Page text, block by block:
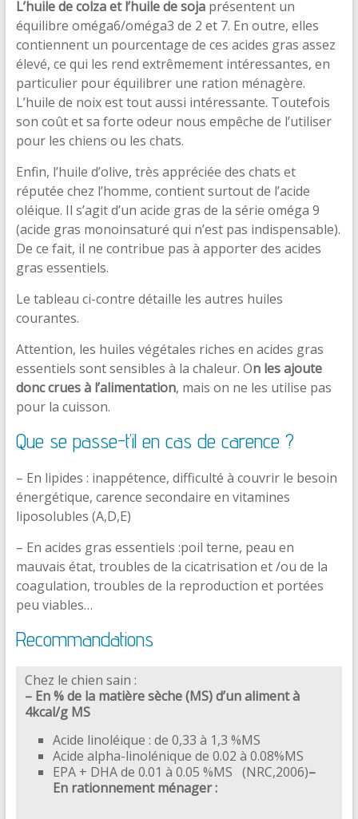
L’huile de colza et l’huile de sojaprésentent un
équilibre oméga6/oméga3 de 2 et 7. En outre, elles
contiennent un pourcentage de ces acides gras assez
élevé, ce qui les rend extrêmement intéressantes, en
particulier pour équilibrer une ration ménagère.
L’huile de noix est tout aussi intéressante. Toutefois
son coût et sa forte odeur nous empêche de l’utiliser
pour les chiens ou les chats.
Enfin, l’huile d’olive, très appréciée des chats et
réputée chez l’homme, contient surtout de l’acide
oléique. Il s’agit d’un acide gras de la série oméga 9
(acide gras monoinsaturé qui n’est pas indispensable).
De ce fait, il ne contribue pas à apporter des acides
gras essentiels.
Le tableau ci-contre détaille les autres huiles
courantes.
Attention, les huiles végétales riches en acides gras
essentiels sont sensibles à la chaleur. On les ajoute
donc crues à l’alimentation, mais on ne les utilise pas
pour la cuisson.
Que se passe-t’il en cas de carence ?
– En lipides : inappétence, difficulté à couvrir le besoin
énergétique, carence secondaire en vitamines
liposolubles (A,D,E)
– En acides gras essentiels :poil terne, peau en
mauvais état, troubles de la cicatrisation et /ou de la
coagulation, troubles de la reproduction et portées
peu viables…
Recommandations
Chez le chien sain :
– En % de la matière sèche (MS) d’un aliment à
4kcal/g MS
Acide linoléique : de 0,33 à 1,3 %MS
Acide alpha-linolénique de 0.02 à 0.08%MS
EPA + DHA de 0.01 à 0.05 %MS (NRC,2006)–
En rationnement ménager :